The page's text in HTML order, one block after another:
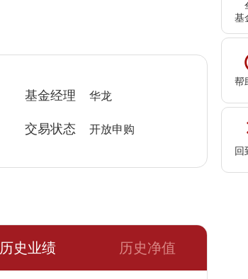
基
帮
回
基金经理 华龙
交易状态 开放申购
历史业绩
历史净值